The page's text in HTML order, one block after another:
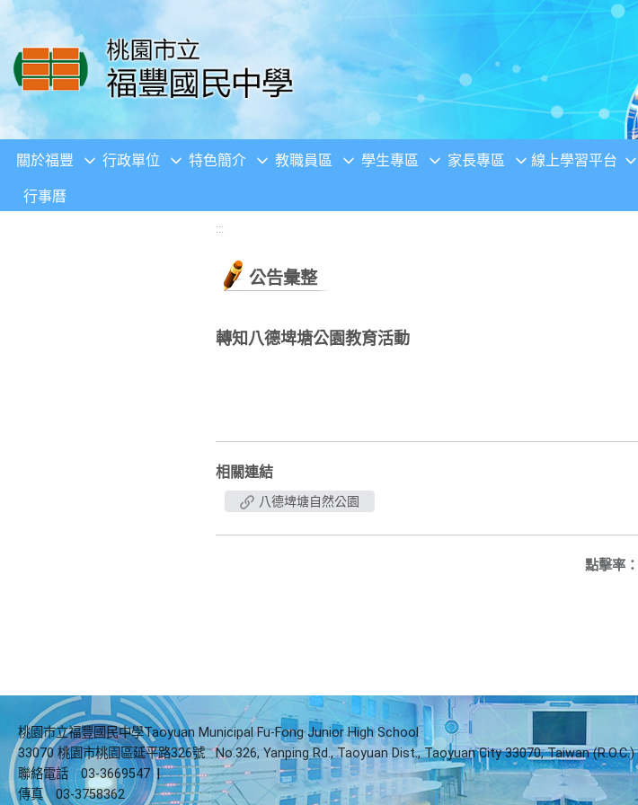
移至網頁之主要內容區位置
關於福豐 行政單位 特色簡介 教職員區 學生專區 家長專區 線上學習平台
行事曆
:::
公告彙整
轉知八德埤塘公園教育活動
相關連結
八德埤塘自然公園
點擊率：
桃園市立福豐國民中學Taoyuan Municipal Fu-Fong Junior High School
33070 桃園市桃園區延平路326號
No.326, Yanping Rd., Taoyuan Dist., Taoyuan City 33070, Taiwan (R.O.C.)
聯絡電話
03-3669547 |
傳真
03-3758362